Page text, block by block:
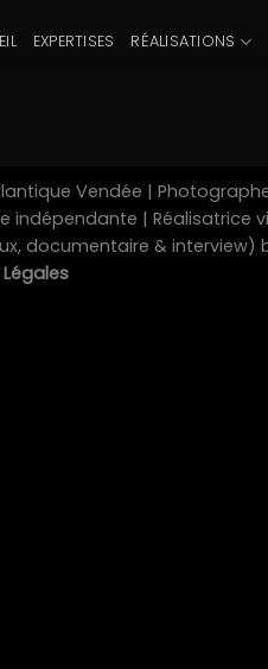
EXPERTISES RÉALISATIONS
Vendée |
| Réalisatrice
documentaire & interview)